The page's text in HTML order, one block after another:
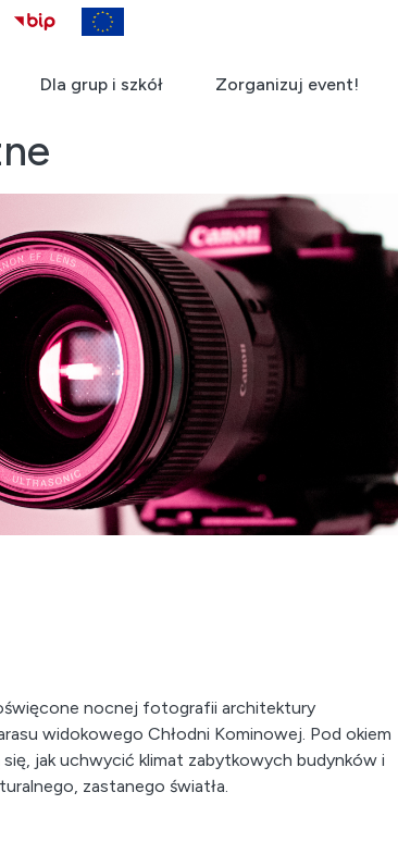
Dla grup i szkół Zorganizuj event!
nocnej fotografii architektury
widokowego Chłodni Kominowej. Pod okiem
jak uchwycić klimat zabytkowych budynków i
zastanego światła.